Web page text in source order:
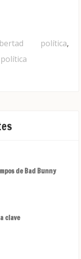
política,
de Bad Bunny
clave